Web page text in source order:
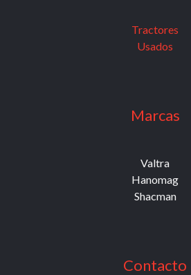
Tractores
Usados
Marcas
Valtra
Hanomag
Shacman
Contacto